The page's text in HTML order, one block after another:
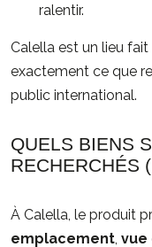
ralentir.
Calella est un lieu
exactement ce que
public international.
QUELS BIENS
RECHERCHÉS
À Calella, le produit
emplacement, vue